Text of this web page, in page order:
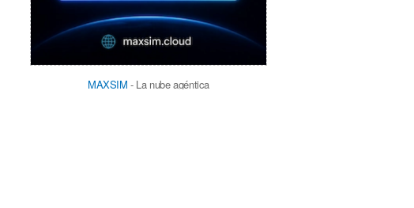
MAXSIM - La nube agéntica